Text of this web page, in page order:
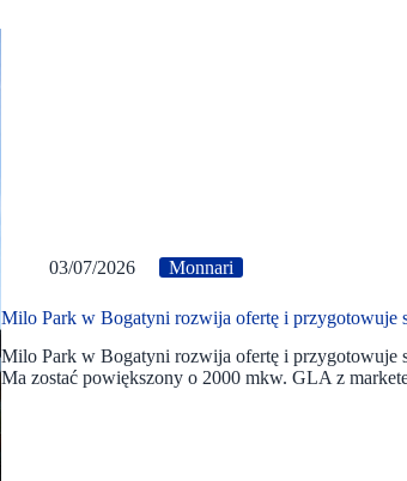
03/07/2026 Monnari
Milo Park w Bogatyni rozwija ofertę i przygotowuje
Milo Park w Bogatyni rozwija ofertę i przygotowuje
Ma zostać powiększony o 2000 mkw. GLA z